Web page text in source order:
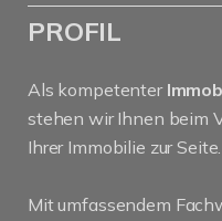
PROFIL
Als kompetenter
stehen wir Ihnen beim
Ihrer Immobilie zur Seite.
Mit umfassendem